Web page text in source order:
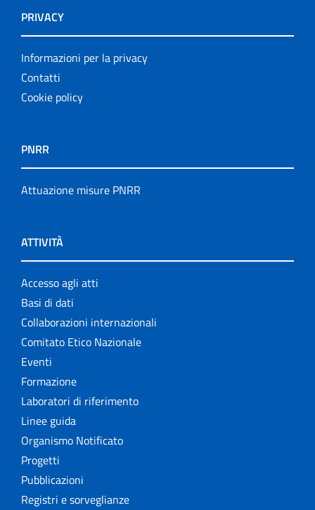
PRIVACY
Informazioni per la privacy
Contatti
Cookie policy
PNRR
Attuazione misure PNRR
ATTIVITÀ
Accesso agli atti
Basi di dati
Collaborazioni internazionali
Comitato Etico Nazionale
Eventi
Formazione
Laboratori di riferimento
Linee guida
Organismo Notificato
Progetti
Pubblicazioni
Registri e sorveglianze